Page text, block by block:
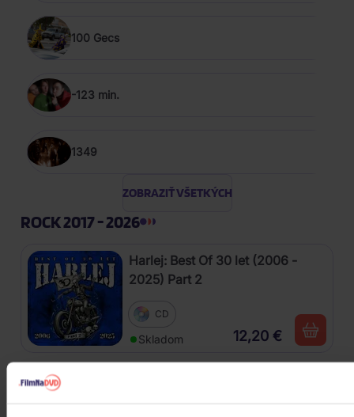
100 Gecs
-123 min.
1349
ZOBRAZIŤ VŠETKÝCH
ROCK 2017 - 2026
Harlej: Best Of 30 let (2006 -
2025) Part 2
CD
Skladom 12,20 €